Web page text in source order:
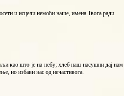
и исцели немоћи наше, имена Твога ради.
као што је на небу; хлеб наш насушни дај нам
но избави нас од нечастивога.